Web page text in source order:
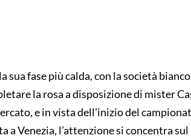
fase più calda, con la società
la rosa a disposizione di mister
e in vista dell’inizio del
a Venezia, l’attenzione si concentra